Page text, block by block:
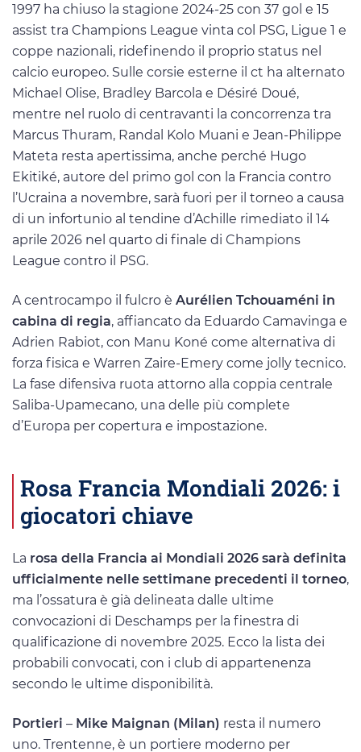
1997 ha chiuso la stagione 2024-25 con 37 gol e 15
assist tra Champions League vinta col PSG, Ligue 1 e
coppe nazionali, ridefinendo il proprio status nel
calcio europeo. Sulle corsie esterne il ct ha alternato
Michael Olise, Bradley Barcola e Désiré Doué,
mentre nel ruolo di centravanti la concorrenza tra
Marcus Thuram, Randal Kolo Muani e Jean-Philippe
Mateta resta apertissima, anche perché Hugo
Ekitiké, autore del primo gol con la Francia contro
l’Ucraina a novembre, sarà fuori per il torneo a causa
di un infortunio al tendine d’Achille rimediato il 14
aprile 2026 nel quarto di finale di Champions
League contro il PSG.
A centrocampo il fulcro è Aurélien Tchouaméni in
cabina di regia, affiancato da Eduardo Camavinga e
Adrien Rabiot, con Manu Koné come alternativa di
forza fisica e Warren Zaire-Emery come jolly tecnico.
La fase difensiva ruota attorno alla coppia centrale
Saliba-Upamecano, una delle più complete
d’Europa per copertura e impostazione.
Rosa Francia Mondiali 2026: i
giocatori chiave
La rosa della Francia ai Mondiali 2026 sarà definita
ufficialmente nelle settimane precedenti il torneo,
ma l’ossatura è già delineata dalle ultime
convocazioni di Deschamps per la finestra di
qualificazione di novembre 2025. Ecco la lista dei
probabili convocati, con i club di appartenenza
secondo le ultime disponibilità.
Portieri – Mike Maignan (Milan) resta il numero
uno. Trentenne, è un portiere moderno per